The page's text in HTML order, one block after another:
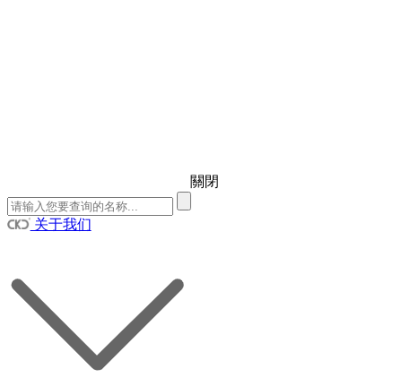
關閉
关于我们